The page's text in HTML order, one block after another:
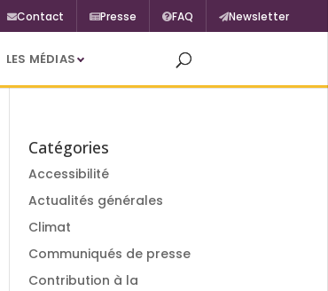
Contact Presse FAQ Newsletter
LES MÉDIAS
Catégories
Accessibilité
Actualités générales
Climat
Communiqués de presse
Contribution à la